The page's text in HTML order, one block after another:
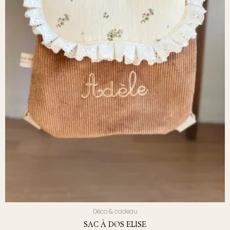
Déco & cadeau
SAC À DOS ELISE
produit